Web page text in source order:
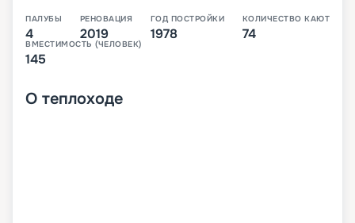
ПАЛУБЫ
4
РЕНОВАЦИЯ
2019
ГОД ПОСТРОЙКИ
1978
КОЛИЧЕСТВО КАЮТ
74
ВМЕСТИМОСТЬ (ЧЕЛОВЕК)
145
О теплоходе